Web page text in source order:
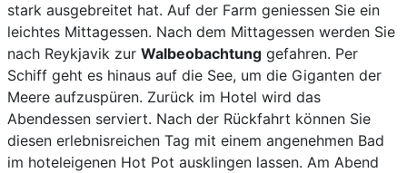
stark ausgebreitet hat. Auf der Farm geniessen Sie ein
leichtes Mittagessen. Nach dem Mittagessen werden Sie
nach Reykjavik zur Walbeobachtung gefahren. Per
Schiff geht es hinaus auf die See, um die Giganten der
Meere aufzuspüren. Zurück im Hotel wird das
Abendessen serviert. Nach der Rückfahrt können Sie
diesen erlebnisreichen Tag mit einem angenehmen Bad
im hoteleigenen Hot Pot ausklingen lassen. Am Abend